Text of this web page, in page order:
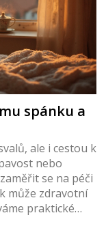
spánku a
ale i cestou k
nebo
se na péči
může zdravotní
praktické